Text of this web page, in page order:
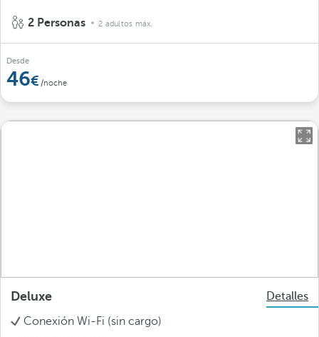
2 Personas 2 adultos máx.
Desde
46 /noche
Deluxe
Detalles
Conexión Wi-Fi (sin cargo)